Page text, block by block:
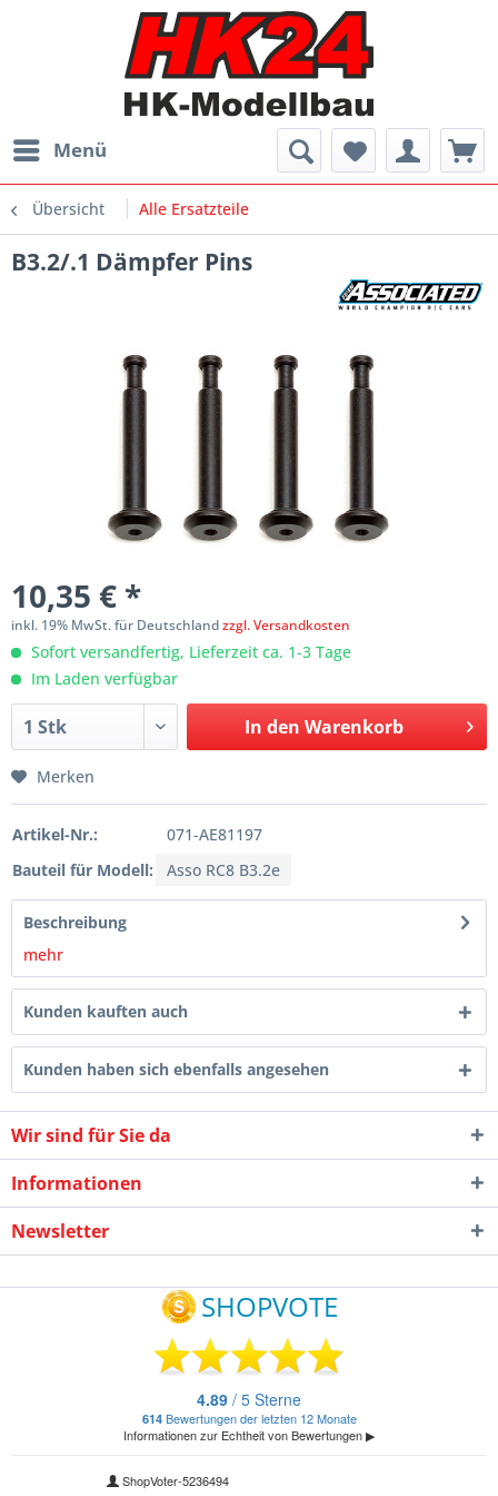
Menü
Übersicht Alle Ersatzteile
B3.2/.1 Dämpfer Pins
10,35 € *
inkl. 19% MwSt. für Deutschlandzzgl. Versandkosten
Sofort versandfertig, Lieferzeit ca. 1-3 Tage
Im Laden verfügbar
In den Warenkorb
Merken
Artikel-Nr.:
071-AE81197
Bauteil für Modell:
Asso RC8 B3.2e
Beschreibung
mehr
Kunden kauften auch
Kunden haben sich ebenfalls angesehen
Wir sind für Sie da
Informationen
Newsletter